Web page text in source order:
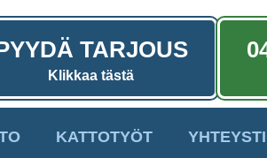
TARJOUS
Klikkaa tästä
KATTOTYÖT